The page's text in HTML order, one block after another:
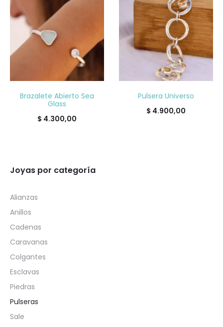
Brazalete Abierto Sea
Glass
$ 4.300,00
Pulsera Universo
$ 4.900,00
Joyas por categoría
Alianzas
Anillos
Cadenas
Caravanas
Colgantes
Esclavas
Piedras
Pulseras
Sale